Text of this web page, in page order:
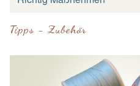
Tipps - Zubehör